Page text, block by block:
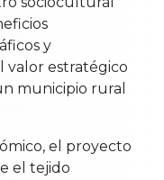
y
valor estratégico
municipio rural
el proyecto
el tejido